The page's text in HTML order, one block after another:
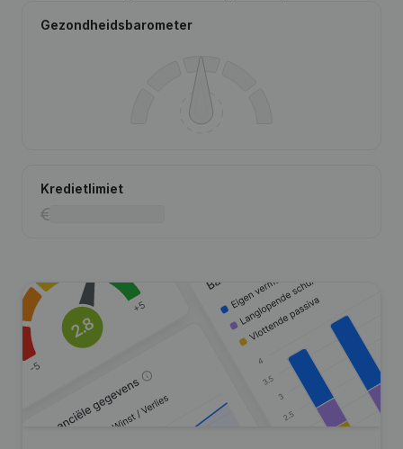
Gezondheidsbarometer
Kredietlimiet